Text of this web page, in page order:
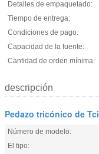
Detalles de empaquetado:
Tiempo de entrega:
Condiciones de pago:
Capacidad de la fuente:
Cantidad de orden mínima:
descripción
Pedazo tricónico de Tci
Número de modelo:
El tipo: